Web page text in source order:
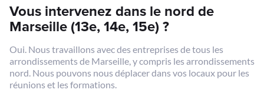
Vous intervenez dans le nord de
Marseille (13e, 14e, 15e) ?
Oui. Nous travaillons avec des entreprises de tous les
arrondissements de Marseille, y compris les arrondissements
nord. Nous pouvons nous déplacer dans vos locaux pour les
réunions et les formations.